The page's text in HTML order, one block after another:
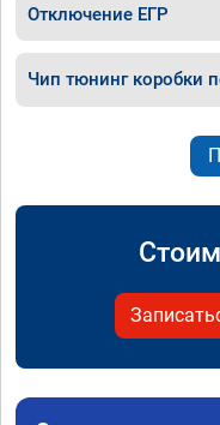
Отключение ЕГР
Чип тюнинг коробки